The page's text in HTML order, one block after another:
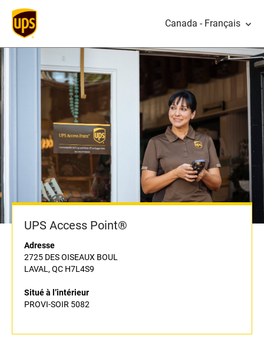
Canada - Français
UPS Access Point®
Adresse
2725 DES OISEAUX BOUL
LAVAL, QC H7L4S9
Situé à l’intérieur
PROVI-SOIR 5082